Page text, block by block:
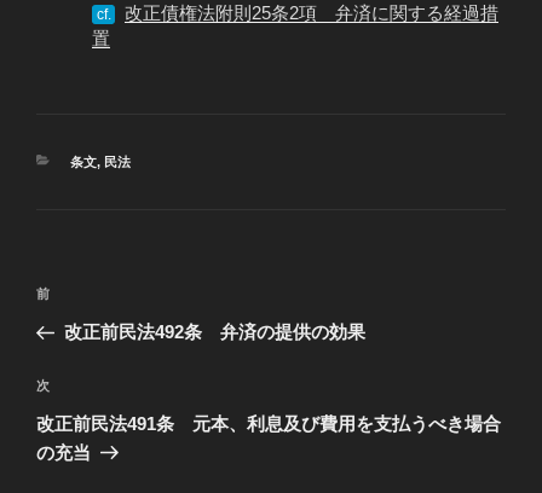
cf.
改正債権法附則25条2項 弁済に関する経過措
置
カ
条文, 民法
投
ビ
ゲ
ー
過
去
投
稿
前
改正前民法492条 弁済の提供の効果
次
の
投
次
改正前民法491条 元本、利息及び費用を支払うべき場合
の充当